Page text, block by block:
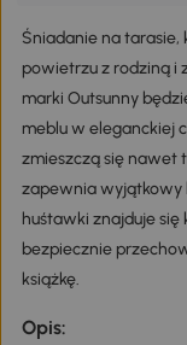
Śniadanie na tarasie,
powietrzu z rodziną i
marki Outsunny
meblu w eleganckiej
zmieszczą się nawet
zapewnia wyjątkowy
huśtawki znajduje
bezpiecznie
książkę.
Opis: